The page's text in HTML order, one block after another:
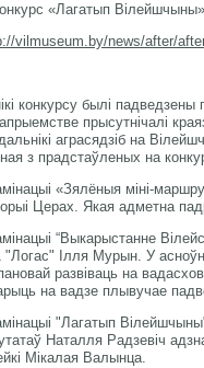
«Лагатып
vilmuseum.by/news/after/
конкурсу былі
прысутнічалі
аграсядзіб на
з прадстаўленых на
«Зялёныя міні-
Церах. Якая адметна
“Выкарыстанне
Ілля Мурын. У
развіваць на
на вадзе плывучае
"Лагатып
Наталля Радзевіч
Мікалая Валынца.